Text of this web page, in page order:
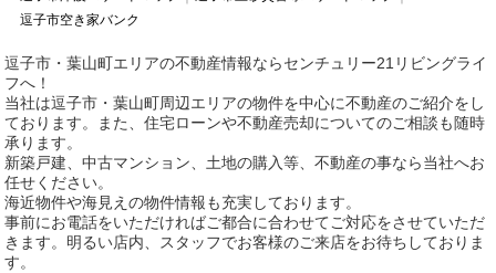
逗子市空き家バンク
逗子市・葉山町エリアの不動産情報ならセンチュリー21リビングライ
フへ！
当社は逗子市・葉山町周辺エリアの物件を中心に不動産のご紹介をし
ております。また、住宅ローンや不動産売却についてのご相談も随時
承ります。
新築戸建、中古マンション、土地の購入等、不動産の事なら当社へお
任せください。
海近物件や海見えの物件情報も充実しております。
事前にお電話をいただければご都合に合わせてご対応をさせていただ
きます。明るい店内、スタッフでお客様のご来店をお待ちしておりま
す。